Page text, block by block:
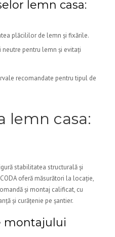
lemn casa:
plăcililor de lemn și fixările.
pentru lemn și evitați
recomandate pentru tipul de
lemn casa:
stabilitatea structurală și
oferă măsurători la locație,
și montaj calificat, cu
și curățenie pe șantier.
montajului